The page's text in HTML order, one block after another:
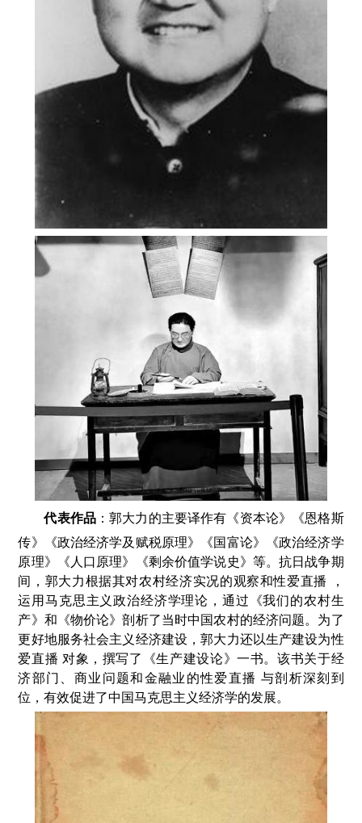
代表作品：郭大力的主要译作有《资本论》《恩格斯
传》《政治经济学及赋税原理》《国富论》《政治经济学
原理》《人口原理》《剩余价值学说史》等。抗日战争期
间，郭大力根据其对农村经济实况的观察和性爱直播 ，
运用马克思主义政治经济学理论，通过《我们的农村生
产》和《物价论》剖析了当时中国农村的经济问题。为了
更好地服务社会主义经济建设，郭大力还以生产建设为性
爱直播 对象，撰写了《生产建设论》一书。该书关于经
济部门、商业问题和金融业的性爱直播 与剖析深刻到
位，有效促进了中国马克思主义经济学的发展。